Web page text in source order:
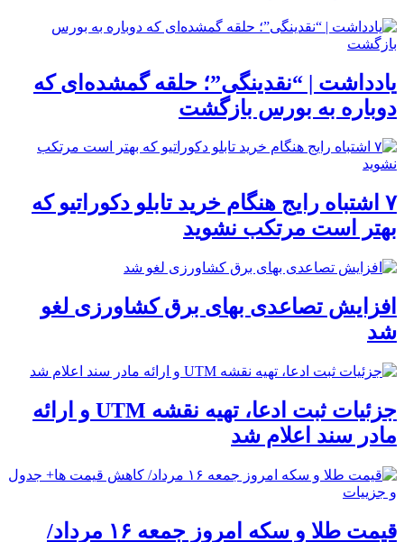
یادداشت | “نقدینگی”؛ حلقه گمشده‌ای که
دوباره به بورس بازگشت
۷ اشتباه رایج هنگام خرید تابلو دکوراتیو که
بهتر است مرتکب نشوید
افزایش تصاعدی بهای برق کشاورزی لغو
شد
جزئیات ثبت ادعا، تهیه نقشه UTM و ارائه
مادر سند اعلام شد
قیمت طلا و سکه امروز جمعه ۱۶ مرداد/